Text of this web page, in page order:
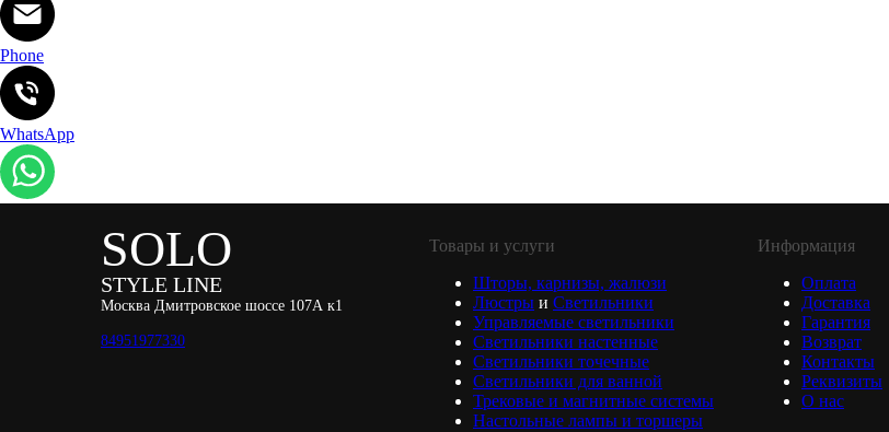
Phone
WhatsApp
SOLO
STYLE LINE
Москва Дмитровское шоссе 107А к1
84951977330
Товары и услуги
Шторы, карнизы, жалюзи
Люстры и Светильники
Управляемые светильники
Светильники настенные
Светильники точечные
Светильники для ванной
Трековые и магнитные системы
Настольные лампы и торшеры
Информация
Оплата
Доставка
Гарантия
Возврат
Контакты
Реквизиты
О нас